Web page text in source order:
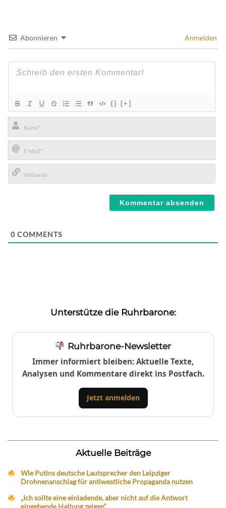
Abonnieren Anmelden
{} [+]
Name*
E-
Mail*
0 COMMENTS
Unterstütze die Ruhrbarone:
Ruhrbarone-Newsletter
Immer informiert bleiben: Aktuelle Texte,
Analysen und Kommentare direkt ins Postfach.
Jetzt anmelden
Aktuelle Beiträge
Wie Putins deutsche Lautsprecher den Leipziger
Drohnenanschlag für antiwestliche Propaganda nutzen
„Ich sollte eine einladende, aber nicht auf die Antwort
eingehende Haltung zeigen“